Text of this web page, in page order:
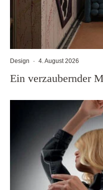
Design · 4. August 2026
Ein verzaubernder